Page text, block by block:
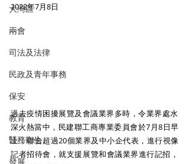
大灣區
兩會
司法及法律
民政及青年事務
保安
教育
醫務衛生
發展
2022年7月8日
過去疫情困擾展覽及會議業界多時，令業界處水​
深火熱當中，民建聯工商專業委員會於7月8日早
上，聯合超過20個業界及中小企代表，進行視像
記者招待會，就支援展覽和會議業界進行記招，